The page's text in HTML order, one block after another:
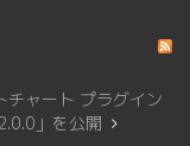
チャート プラグイン
」を公開